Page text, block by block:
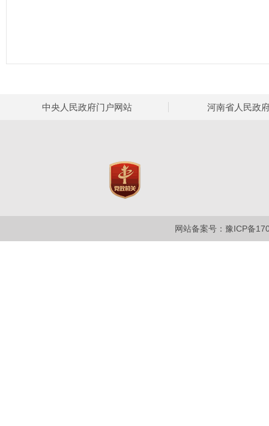
中央人民政府门户网站 河南省人民政
网站备案号：豫ICP备